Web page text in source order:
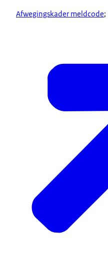
Afwegingskader meldcode;